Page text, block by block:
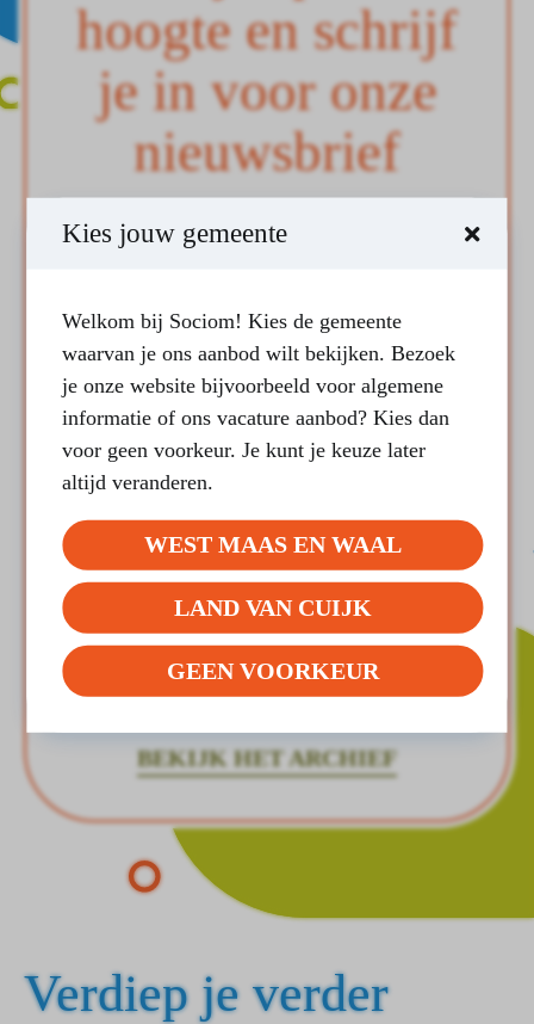
hoogte en schrijf
je in voor onze
nieuwsbrief
JOUW E-MAILADRES
OVER WELKE THEMA’S WIL JE GRAAG
EEN NIEUWSBRIEF ONTVANGEN?
(VEREIST)
LAND VAN CUIJK
WEST MAAS EN WAAL
Er zijn meerdere antwoorden mogelijk
AANMELDEN VOOR
NIEUWSBRIEF
BEKIJK HET ARCHIEF
Verdiep je verder
Kies jouw gemeente
Welkom bij Sociom! Kies de gemeente
waarvan je ons aanbod wilt bekijken. Bezoek
je onze website bijvoorbeeld voor algemene
informatie of ons vacature aanbod? Kies dan
voor geen voorkeur. Je kunt je keuze later
altijd veranderen.
WEST MAAS EN WAAL
LAND VAN CUIJK
GEEN VOORKEUR